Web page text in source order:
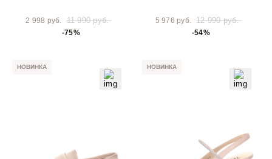
2 998 руб. 11 990 руб.
-75%
5 976 руб. 12 990 руб.
-54%
НОВИНКА НОВИНКА